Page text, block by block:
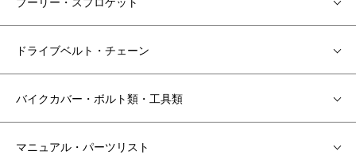
ドライブベルト・チェーン
バイクカバー・ボルト類・工具類
マニュアル・パーツリスト